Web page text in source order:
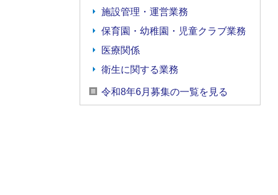
施設管理・運営業務
保育園・幼稚園・児童クラブ業務
医療関係
衛生に関する業務
令和8年6月募集の一覧を見る